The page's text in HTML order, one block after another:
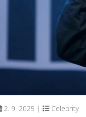
2. 9. 2025 |
Celebrity